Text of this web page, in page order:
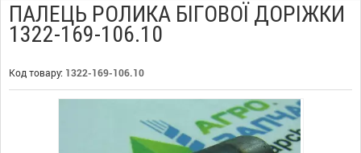
ПАЛЕЦЬ РОЛИКА БІГОВОЇ ДОРІЖКИ
1322-169-106.10
Код товару: 1322-169-106.10